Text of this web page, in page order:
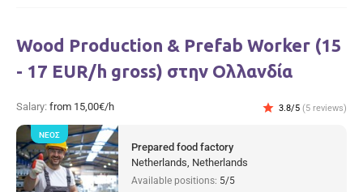
Wood Production & Prefab Worker (15
- 17 EUR/h gross) στην Ολλανδία
Salary: from 15,00€/h star 3.8/5 (5 reviews)
Prepared food factory
Netherlands, Netherlands
Available positions: 5/5
ΝΈΟΣ